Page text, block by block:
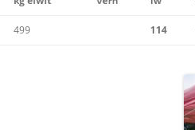
499 114